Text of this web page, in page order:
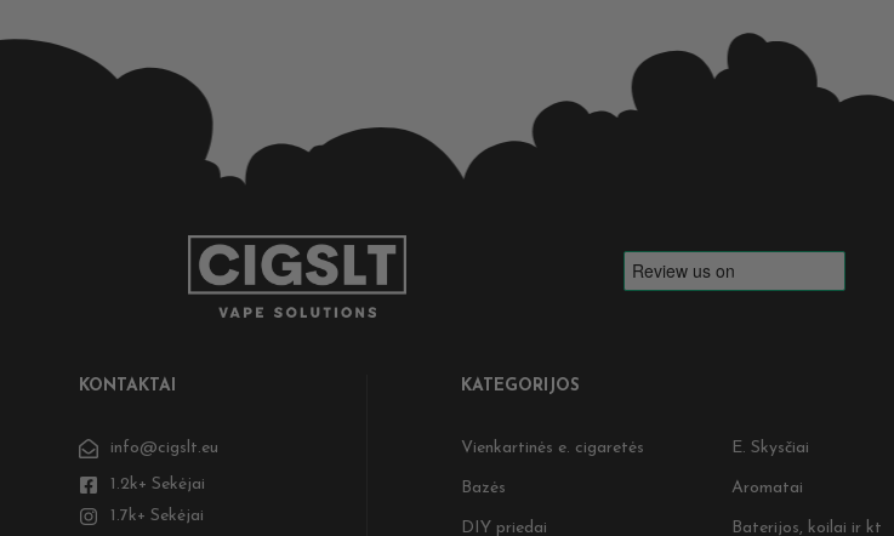
KONTAKTAI
info@cigslt.eu
1.2k+ Sekėjai
1.7k+ Sekėjai
KATEGORIJOS
Vienkartinės e. cigaretės E. Skysčiai
Bazės Aromatai
DIY priedai Baterijos, koilai ir kt